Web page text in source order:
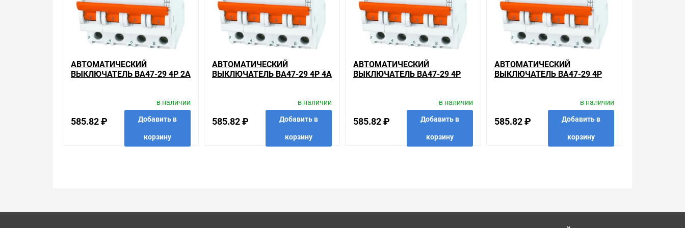
Брак – это исключение в нашем ассортименте. Если он выявлен, то возврат товара осуществляется в соответствии с Законом Российской Федерации «О защите прав
потребителя». Это не значит, что нужно тратить много времени на решение проблемы. Правила, согласно которым урегулируется проблема, очень простые. Мы
просто заменяем некачественный товар на то, который соответствует ожиданиям, или возвращаем деньги.
консультацию по тому, что мы продаем, узнать преимущества конкретного товара, получить информацию об отличительных особенностях товара, который вы
собираетесь купить. Мы всегда рады помочь, посоветовать, рассказать подробно о товарах из нашего ассортимента.
АВТОМАТИЧЕСКИЙ
ВЫКЛЮЧАТЕЛЬ ВА47-29 4Р 2А
585.82 ₽
в наличии
Добавить в
корзину
АВТОМАТИЧЕСКИЙ
ВЫКЛЮЧАТЕЛЬ ВА47-29 4Р 4А
585.82 ₽
в наличии
Добавить в
корзину
АВТОМАТИЧЕСКИЙ
ВЫКЛЮЧАТЕЛЬ ВА47-29 4Р
585.82 ₽
в наличии
Добавить в
корзину
АВТОМАТИЧЕСКИЙ
ВЫКЛЮЧАТЕЛЬ ВА47-29 4Р
585.82 ₽
в наличии
Добавить в
корзину